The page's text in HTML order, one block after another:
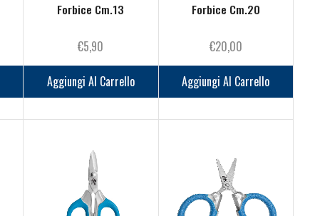
Forbice Cm.13
€5,90
Aggiungi Al Carrello
Forbice Cm.20
€20,00
Aggiungi Al Carrello